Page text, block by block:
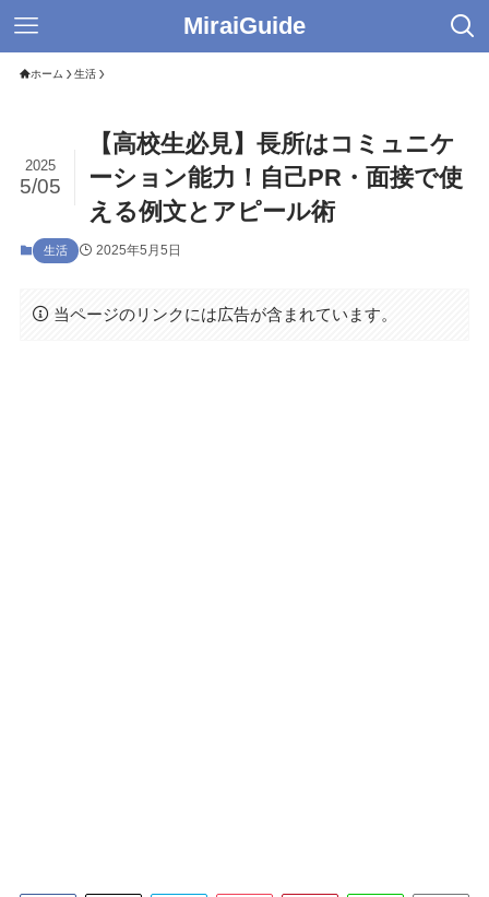
MiraiGuide
ホーム 生活
【高校生必見】長所はコミュニケ
ーション能力！自己PR・面接で使
える例文とアピール術
2025
5/05
生活 2025年5月5日
当ページのリンクには広告が含まれています。